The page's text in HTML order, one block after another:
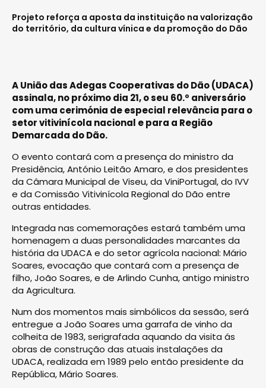
Projeto reforça a aposta da instituição na valorização
do território, da cultura vínica e da promoção do Dão
A União das Adegas Cooperativas do Dão (UDACA)
assinala, no próximo dia 21, o seu 60.º aniversário
com uma cerimónia de especial relevância para o
setor vitivinícola nacional e para a Região
Demarcada do Dão.
O evento contará com a presença do ministro da
Presidência, António Leitão Amaro, e dos presidentes
da Câmara Municipal de Viseu, da ViniPortugal, do IVV
e da Comissão Vitivinícola Regional do Dão entre
outras entidades.
Integrada nas comemorações estará também uma
homenagem a duas personalidades marcantes da
história da UDACA e do setor agrícola nacional: Mário
Soares, evocação que contará com a presença de
filho, João Soares, e de Arlindo Cunha, antigo ministro
da Agricultura.
Num dos momentos mais simbólicos da sessão, será
entregue a João Soares uma garrafa de vinho da
colheita de 1983, serigrafada aquando da visita ás
obras de construção das atuais instalações da
UDACA, realizada em 1989 pelo então presidente da
República, Mário Soares.